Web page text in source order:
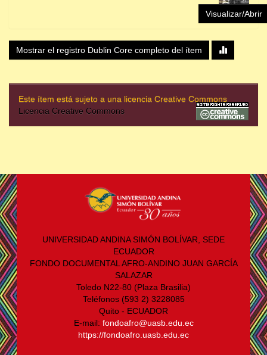
Visualizar/Abrir
Mostrar el registro Dublin Core completo del ítem
Este ítem está sujeto a una licencia Creative Commons
Licencia Creative Commons
UNIVERSIDAD ANDINA SIMÓN BOLÍVAR, SEDE
ECUADOR
FONDO DOCUMENTAL AFRO-ANDINO JUAN GARCÍA
SALAZAR
Toledo N22-80 (Plaza Brasilia)
Teléfonos (593 2) 3228085
Quito - ECUADOR
E-mail: fondoafro@uasb.edu.ec
https://fondoafro.uasb.edu.ec